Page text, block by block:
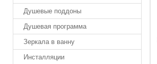
Душевые поддоны
Душевая программа
Зеркала в ванну
Инсталляции